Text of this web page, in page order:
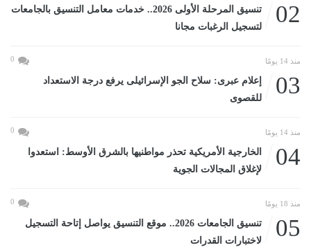
02
تنسيق المرحلة الأولى 2026.. خدمات معامل التنسيق بالجامعات
لتسجيل الرغبات مجانا
منذ 14 يومًا 0
03
إعلام عبرى: سلاح الجو الإسرائيلى يرفع درجة الاستعداد
للقصوى
منذ 14 يومًا 0
04
الخارجية الأمريكية تحذر مواطنيها بالشرق الأوسط: استعدوا
لإغلاق المجالات الجوية
منذ 18 يومًا 0
05
تنسيق الجامعات 2026.. موقع التنسيق يواصل إتاحة التسجيل
لاختبارات القدرات